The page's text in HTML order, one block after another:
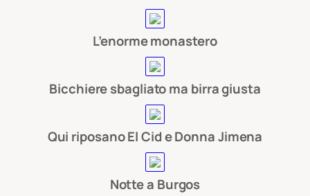
L’enorme monastero
Bicchiere sbagliato ma birra giusta
Qui riposano El Cid e Donna Jimena
Notte a Burgos